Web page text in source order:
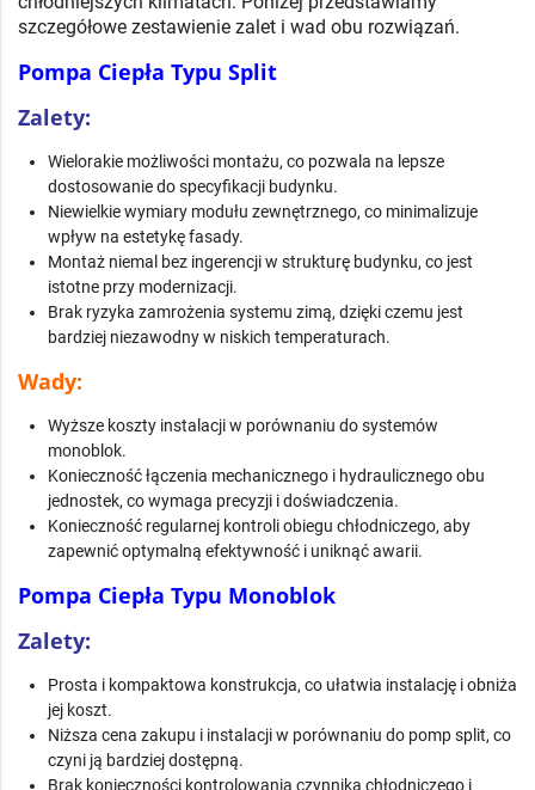
szczegółowe zestawienie zalet i wad obu rozwiązań.
Pompa Ciepła Typu Split
Zalety:
Wielorakie możliwości montażu, co pozwala na lepsze
dostosowanie do specyfikacji budynku.
Niewielkie wymiary modułu zewnętrznego, co minimalizuje
wpływ na estetykę fasady.
Montaż niemal bez ingerencji w strukturę budynku, co jest
istotne przy modernizacji.
Brak ryzyka zamrożenia systemu zimą, dzięki czemu jest
bardziej niezawodny w niskich temperaturach.
Wady:
Wyższe koszty instalacji w porównaniu do systemów
monoblok.
Konieczność łączenia mechanicznego i hydraulicznego obu
jednostek, co wymaga precyzji i doświadczenia.
Konieczność regularnej kontroli obiegu chłodniczego, aby
zapewnić optymalną efektywność i uniknąć awarii.
Pompa Ciepła Typu Monoblok
Zalety:
Prosta i kompaktowa konstrukcja, co ułatwia instalację i obniża
jej koszt.
Niższa cena zakupu i instalacji w porównaniu do pomp split, co
czyni ją bardziej dostępną.
Brak konieczności kontrolowania czynnika chłodniczego i